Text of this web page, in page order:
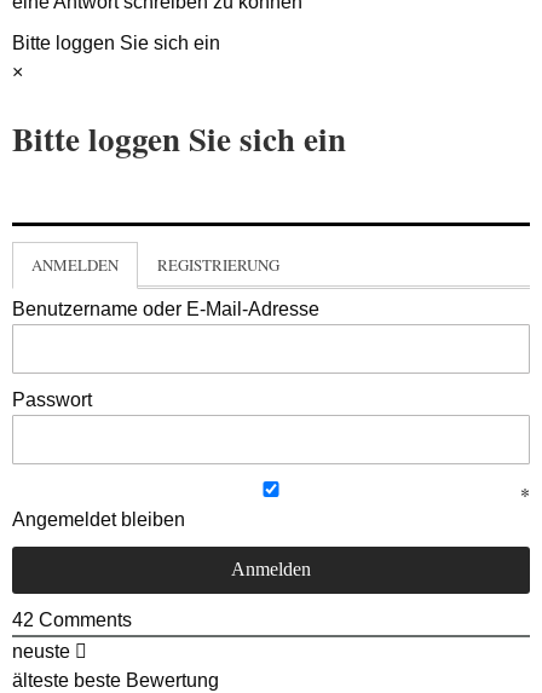
Bitte loggen Sie sich ein
×
Bitte loggen Sie sich ein
ANMELDEN REGISTRIERUNG
Benutzername oder E-Mail-Adresse
Passwort
Angemeldet bleiben
42 Comments
neuste
älteste beste Bewertung